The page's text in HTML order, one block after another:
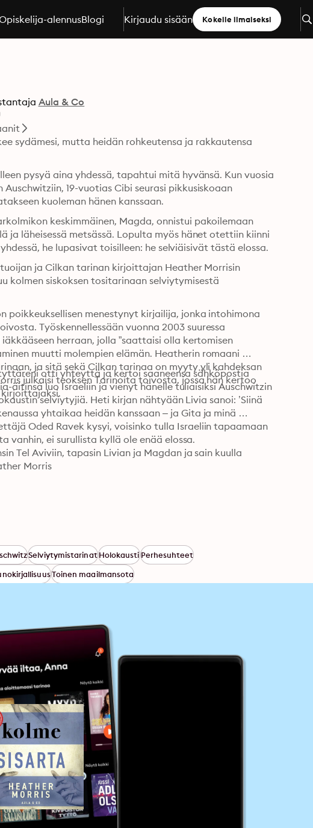
alennusBlogi Kirjaudu sisään Kokeile ilmaiseksi
Aula & Co
sydämesi, mutta heidän rohkeutensa ja rakkautensa
pysyä aina yhdessä, tapahtui mitä hyvänsä. Kun vuosia
19-vuotias Cibi seurasi pikkusiskoaan
keskimmäinen, Magda, onnistui pakoilemaan
ja läheisessä metsässä. Lopulta myös hänet otettiin kiinni
ja Cilkan tarinan kirjoittajan Heather Morrisin
kolmen siskoksen tositarinaan selviytymisestä
poikkeuksellisen menestynyt kirjailija, jonka intohimona
Työskennellessään vuonna 2003 suuressa
herraan, jolla ”saattaisi olla kertomisen
muutti molempien elämän. Heatherin romaani
ja sitä sekä Cilkan tarinaa on myyty yli kahdeksan
julkaisi teoksen Tarinoita toivosta, jossa hän kertoo
kirjoittajaksi.
otti yhteyttä ja kertoi saaneensa sähköpostia
äitinsä luo Israeliin ja vienyt hänelle tuliaisiksi Auschwitzin
selviytyjiä. Heti kirjan nähtyään Livia sanoi: ’Siinä
yhtaikaa heidän kanssaan – ja Gita ja minä
Oded Ravek kysyi, voisinko tulla Israeliin tapaamaan
vanhin, ei surullista kyllä ole enää elossa.
Tel Aviviin, tapasin Livian ja Magdan ja sain kuulla
Morris
SelviytymistarinatHolokaustiPerhesuhteet
Toinen maailmansota